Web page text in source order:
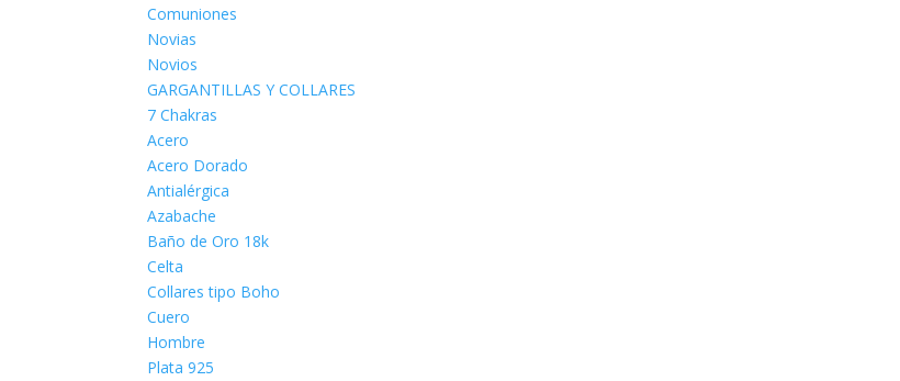
Comuniones
Novias
Novios
GARGANTILLAS Y COLLARES
7 Chakras
Acero
Acero Dorado
Antialérgica
Azabache
Baño de Oro 18k
Celta
Collares tipo Boho
Cuero
Hombre
Plata 925